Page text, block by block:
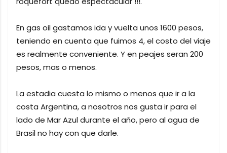
En gas oil gastamos ida y vuelta unos 1600 pesos,
teniendo en cuenta que fuimos 4, el costo del viaje
es realmente conveniente. Y en peajes seran 200
pesos, mas o menos.
La estadia cuesta lo mismo o menos que ir a la
costa Argentina, a nosotros nos gusta ir para el
lado de Mar Azul durante el año, pero al agua de
Brasil no hay con que darle.